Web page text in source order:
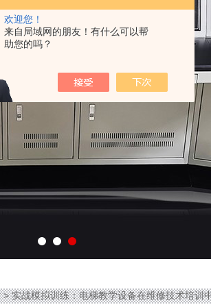
欢迎您！
来自局域网的朋友！有什么可以帮
助您的吗？
> 实战模拟训练：电梯教学设备在维修技术培训